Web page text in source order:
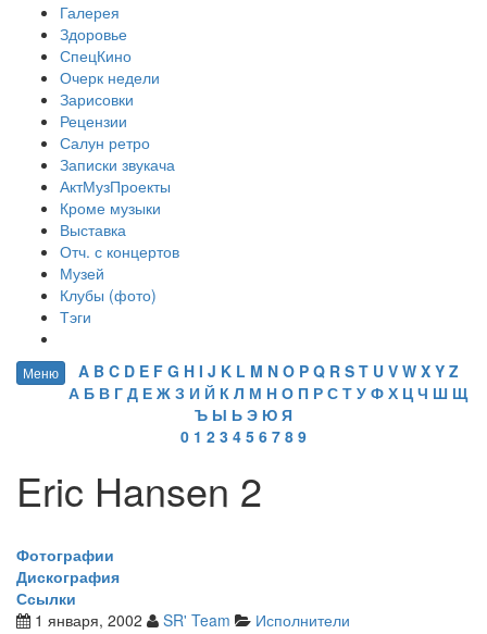
Галерея
Здоровье
СпецКино
Очерк недели
Зарисовки
Рецензии
Салун ретро
Записки звукача
АктМузПроекты
Кроме музыки
Выставка
Отч. с концертов
Музей
Клубы (фото)
Тэги
Меню A B C D E F G H I J K L M N O P Q R S T U V W X Y Z
А Б В Г Д Е Ж З И Й К Л М Н О П Р С Т У Ф Х Ц Ч Ш Щ
Ъ Ы Ь Э Ю Я
0 1 2 3 4 5 6 7 8 9
Eric Hansen 2
Фотографии
Дискография
Ссылки
1 января, 2002
SR' Team Исполнители